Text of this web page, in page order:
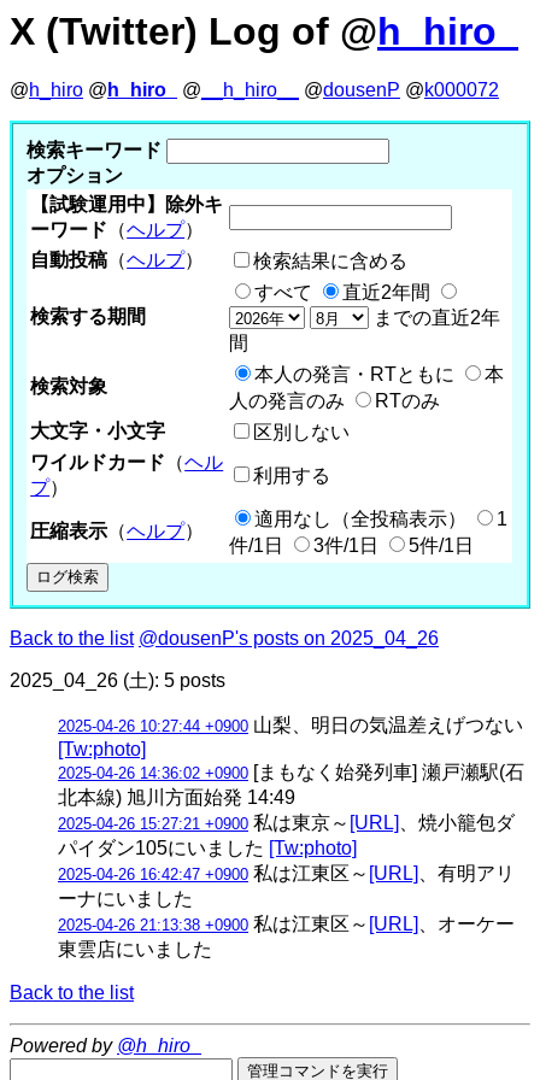
X (Twitter) Log of @h_hiro_
@h_hiro @ h_hiro_ @ __h_hiro__ @dousenP @k000072
検索キーワード
オプション
【試験運用中】除外キ
ーワード （ヘルプ）
自動投稿 （ヘルプ） 検索結果に含める
検索する期間
すべて
直近2年間
までの直近2年
間
検索対象
本人の発言・RTともに
本
人の発言のみ
RTのみ
大文字・小文字
区別しない
ワイルドカード （ヘル
プ）
利用する
圧縮表示 （ヘルプ）
適用なし（全投稿表示）
1
件/1日
3件/1日 5件/1日
Back to the list @dousenP's posts on 2025_04_26
2025_04_26 (土): 5 posts
2025-04-26 10:27:44 +0900 山梨、明日の気温差えげつない
[Tw:photo]
2025-04-26 14:36:02 +0900 [まもなく始発列車] 瀬戸瀬駅(石
北本線) 旭川方面始発 14:49
2025-04-26 15:27:21 +0900 私は東京～ [URL]
、焼小籠包ダ
パイダン105にいました [Tw:photo]
2025-04-26 16:42:47 +0900 私は江東区～ [URL]
、有明アリ
ーナにいました
2025-04-26 21:13:38 +0900 私は江東区～ [URL]
、オーケー
東雲店にいました
Back to the list
Powered by @h_hiro_